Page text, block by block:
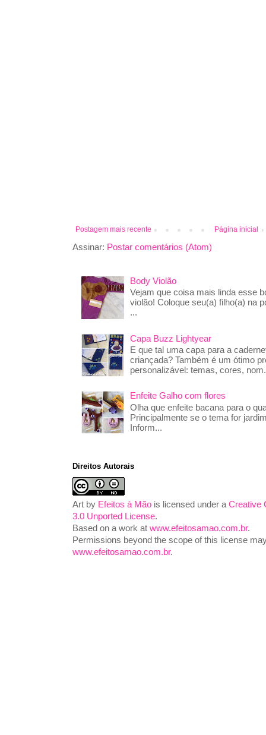
Postagem mais recente Página inicial
Assinar: Postar comentários (Atom)
Body Violão
Vejam que coisa mais linda esse
violão! Coloque seu(a) filho(a) na
...
Capa Buzz Lightyear
E que tal uma capa para a
criançada? Também é um ótimo
personalizável: temas, cores,
Enfeite Galho com flores
Olha que enfeite bacana para o
Principalmente se o tema for
Inform...
Direitos Autorais
Art by Efeitos à Mão is licensed under a Creative
3.0 Unported License.
Based on a work at www.efeitosamao.com.br.
Permissions beyond the scope of this license
www.efeitosamao.com.br.